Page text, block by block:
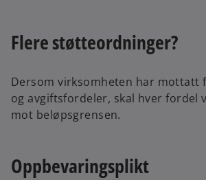
Flere støtteordninger?
Dersom virksomheten har mottatt
og avgiftsfordeler, skal hver fordel
mot beløpsgrensen.
Oppbevaringsplikt